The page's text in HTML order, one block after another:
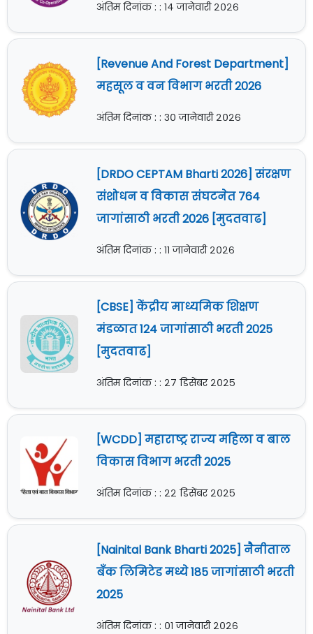
अंतिम दिनांक : : १४ जानेवारी २०२६
[Revenue And Forest Department]
महसूल व वन विभाग भरती 2026
अंतिम दिनांक : : ३० जानेवारी २०२६
[DRDO CEPTAM Bharti 2026] संरक्षण
संशोधन व विकास संघटनेत 764
जागांसाठी भरती 2026 [मुदतवाढ]
अंतिम दिनांक : : ११ जानेवारी २०२६
[CBSE] केंद्रीय माध्यमिक शिक्षण
मंडळात 124 जागांसाठी भरती 2025
[मुदतवाढ]
अंतिम दिनांक : : २७ डिसेंबर २०२५
[WCDD] महाराष्ट्र राज्य महिला व बाल
विकास विभाग भरती 2025
अंतिम दिनांक : : २२ डिसेंबर २०२५
[Nainital Bank Bharti 2025] नैनीताल
बँक लिमिटेड मध्ये 185 जागांसाठी भरती
2025
अंतिम दिनांक : : ०१ जानेवारी २०२६